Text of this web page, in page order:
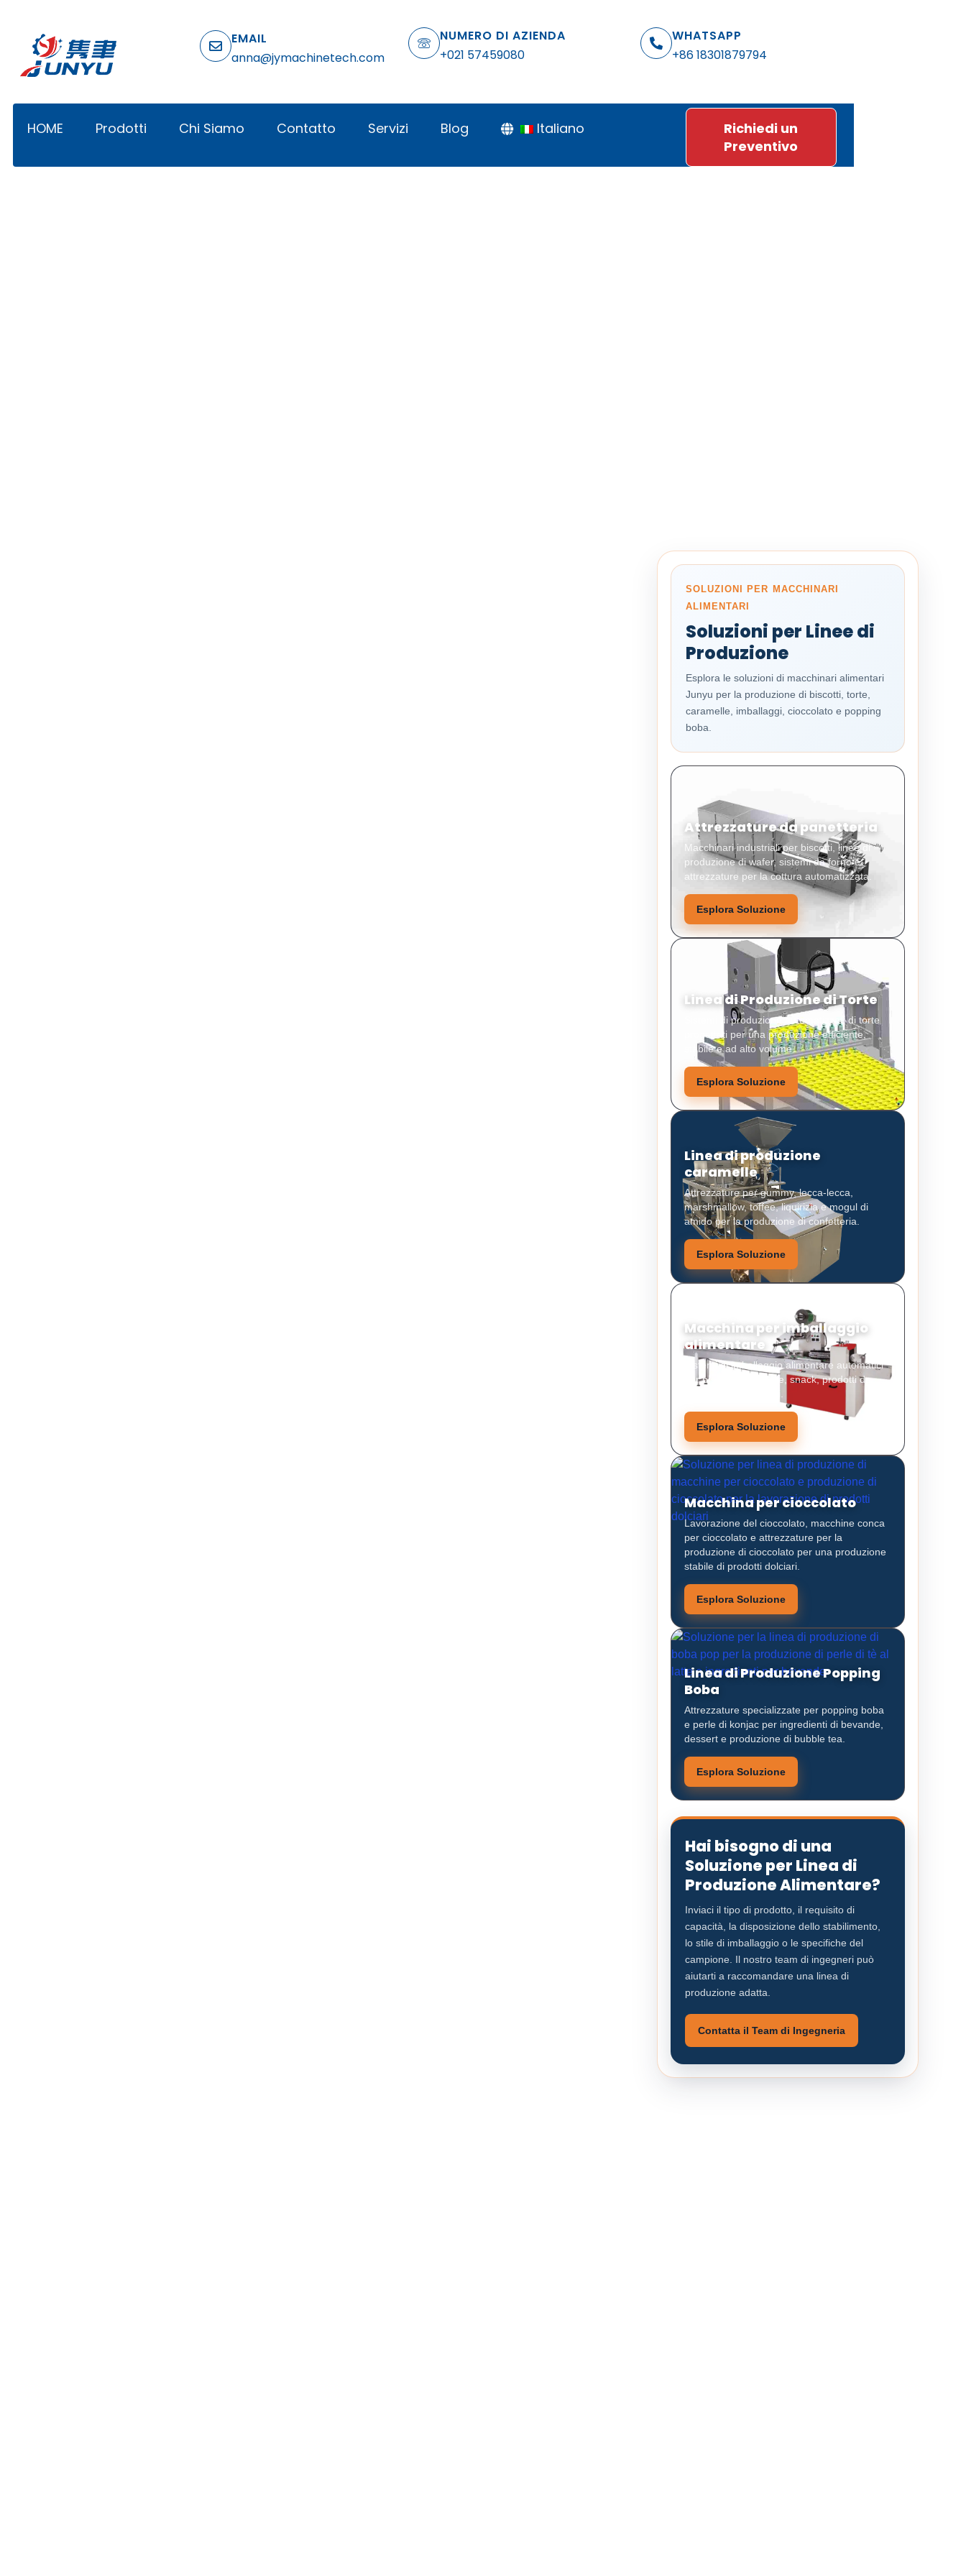
EMAIL
anna@jymachinetech.com
NUMERO DI AZIENDA
+021 57459080
WHATSAPP
+86 18301879794
HOME Prodotti Chi Siamo Contatto Servizi Blog Italiano
Richiedi un
Preventivo
SOLUZIONI PER MACCHINARI
ALIMENTARI
Soluzioni per Linee di
Produzione
Esplora le soluzioni di macchinari alimentari
Junyu per la produzione di biscotti, torte,
caramelle, imballaggi, cioccolato e popping
boba.
Attrezzature da panetteria
Macchinari industriali per biscotti, linee di
produzione di wafer, sistemi da forno e
attrezzature per la cottura automatizzata.
Esplora Soluzione
Linea di Produzione di Torte
Sistemi di produzione automatizzati di torte
progettati per una produzione efficiente,
stabile e ad alto volume.
Esplora Soluzione
Linea di produzione
caramelle
Attrezzature per gummy, lecca-lecca,
marshmallow, toffee, liquirizia e mogul di
amido per la produzione di confetteria.
Esplora Soluzione
Macchina per imballaggio
alimentare
Sistemi di imballaggio alimentare automatici
per biscotti, caramelle, snack, prodotti da
Esplora Soluzione
Macchina per cioccolato
Lavorazione del cioccolato, macchine conca
per cioccolato e attrezzature per la
produzione di cioccolato per una produzione
stabile di prodotti dolciari.
Esplora Soluzione
Linea di Produzione Popping
Boba
Attrezzature specializzate per popping boba
e perle di konjac per ingredienti di bevande,
dessert e produzione di bubble tea.
Esplora Soluzione
Hai bisogno di una
Soluzione per Linea di
Produzione Alimentare?
Inviaci il tipo di prodotto, il requisito di
capacità, la disposizione dello stabilimento,
lo stile di imballaggio o le specifiche del
campione. Il nostro team di ingegneri può
aiutarti a raccomandare una linea di
produzione adatta.
Contatta il Team di Ingegneria